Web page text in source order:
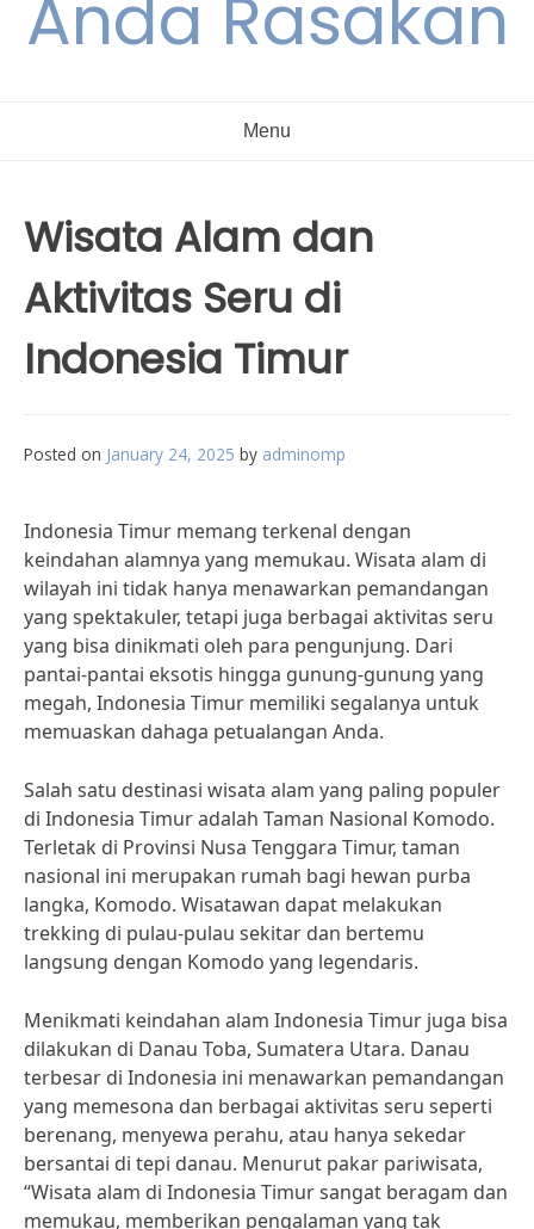
Anda Rasakan
Menu
Wisata Alam dan
Aktivitas Seru di
Indonesia Timur
Posted on January 24, 2025 by adminomp
Indonesia Timur memang terkenal dengan
keindahan alamnya yang memukau. Wisata alam di
wilayah ini tidak hanya menawarkan pemandangan
yang spektakuler, tetapi juga berbagai aktivitas seru
yang bisa dinikmati oleh para pengunjung. Dari
pantai-pantai eksotis hingga gunung-gunung yang
megah, Indonesia Timur memiliki segalanya untuk
memuaskan dahaga petualangan Anda.
Salah satu destinasi wisata alam yang paling populer
di Indonesia Timur adalah Taman Nasional Komodo.
Terletak di Provinsi Nusa Tenggara Timur, taman
nasional ini merupakan rumah bagi hewan purba
langka, Komodo. Wisatawan dapat melakukan
trekking di pulau-pulau sekitar dan bertemu
langsung dengan Komodo yang legendaris.
Menikmati keindahan alam Indonesia Timur juga bisa
dilakukan di Danau Toba, Sumatera Utara. Danau
terbesar di Indonesia ini menawarkan pemandangan
yang memesona dan berbagai aktivitas seru seperti
berenang, menyewa perahu, atau hanya sekedar
bersantai di tepi danau. Menurut pakar pariwisata,
“Wisata alam di Indonesia Timur sangat beragam dan
memukau, memberikan pengalaman yang tak